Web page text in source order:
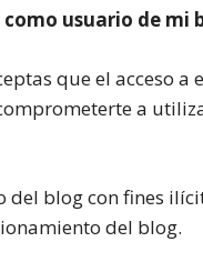
usuario de mi
que el acceso
a
del blog con fines
del blog.